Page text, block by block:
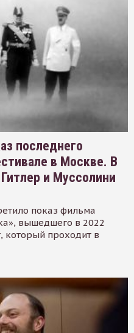
последнего
в Москве. В
и Муссолини
показ фильма
вышедшего в 2022
который проходит в